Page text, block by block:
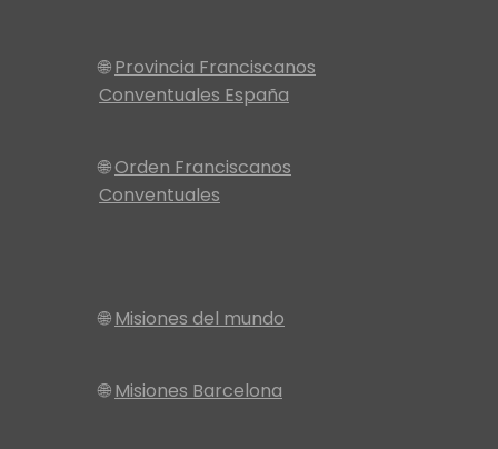
🌐Provincia Franciscanos
Conventuales España
🌐Orden Franciscanos
Conventuales
🌐Misiones del mundo
🌐Misiones Barcelona